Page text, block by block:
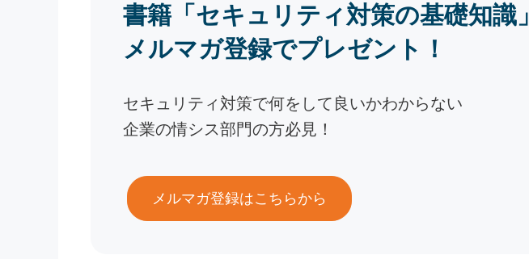
書籍「セキュリティ対策の基礎知識」
メルマガ登録でプレゼント！
セキュリティ対策で何をして良いかわからない
企業の情シス部門の方必見！
メルマガ登録はこちらから